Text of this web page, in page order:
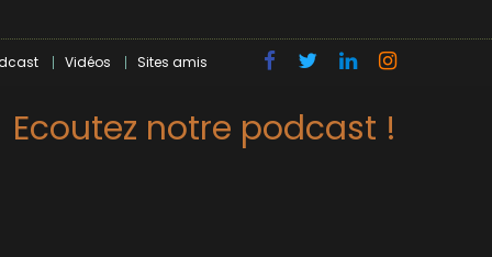
Vidéos Sites amis
Ecoutez notre podcast !